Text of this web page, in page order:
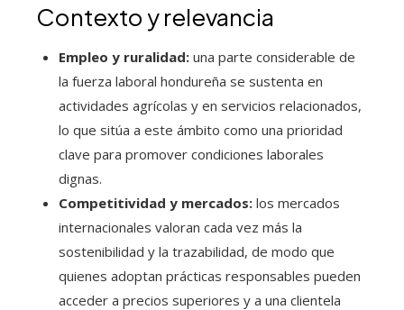
Contexto y relevancia
Empleo y ruralidad: una parte considerable de
la fuerza laboral hondureña se sustenta en
actividades agrícolas y en servicios relacionados,
lo que sitúa a este ámbito como una prioridad
clave para promover condiciones laborales
dignas.
Competitividad y mercados: los mercados
internacionales valoran cada vez más la
sostenibilidad y la trazabilidad, de modo que
quienes adoptan prácticas responsables pueden
acceder a precios superiores y a una clientela